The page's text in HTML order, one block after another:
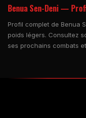
Benua Sen-Deni —
Profil complet de Benua
poids légers. Consultez
ses prochains combats